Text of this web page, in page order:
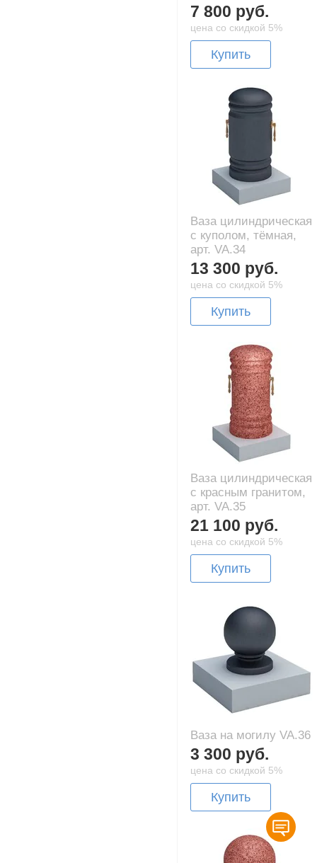
7 800 руб.
цена со скидкой 5%
Купить
Ваза цилиндрическая
с куполом, тёмная,
арт. VA.34
13 300 руб.
цена со скидкой 5%
Купить
Ваза цилиндрическая
с красным гранитом,
арт. VA.35
21 100 руб.
цена со скидкой 5%
Купить
Ваза на могилу VA.36
3 300 руб.
цена со скидкой 5%
Купить